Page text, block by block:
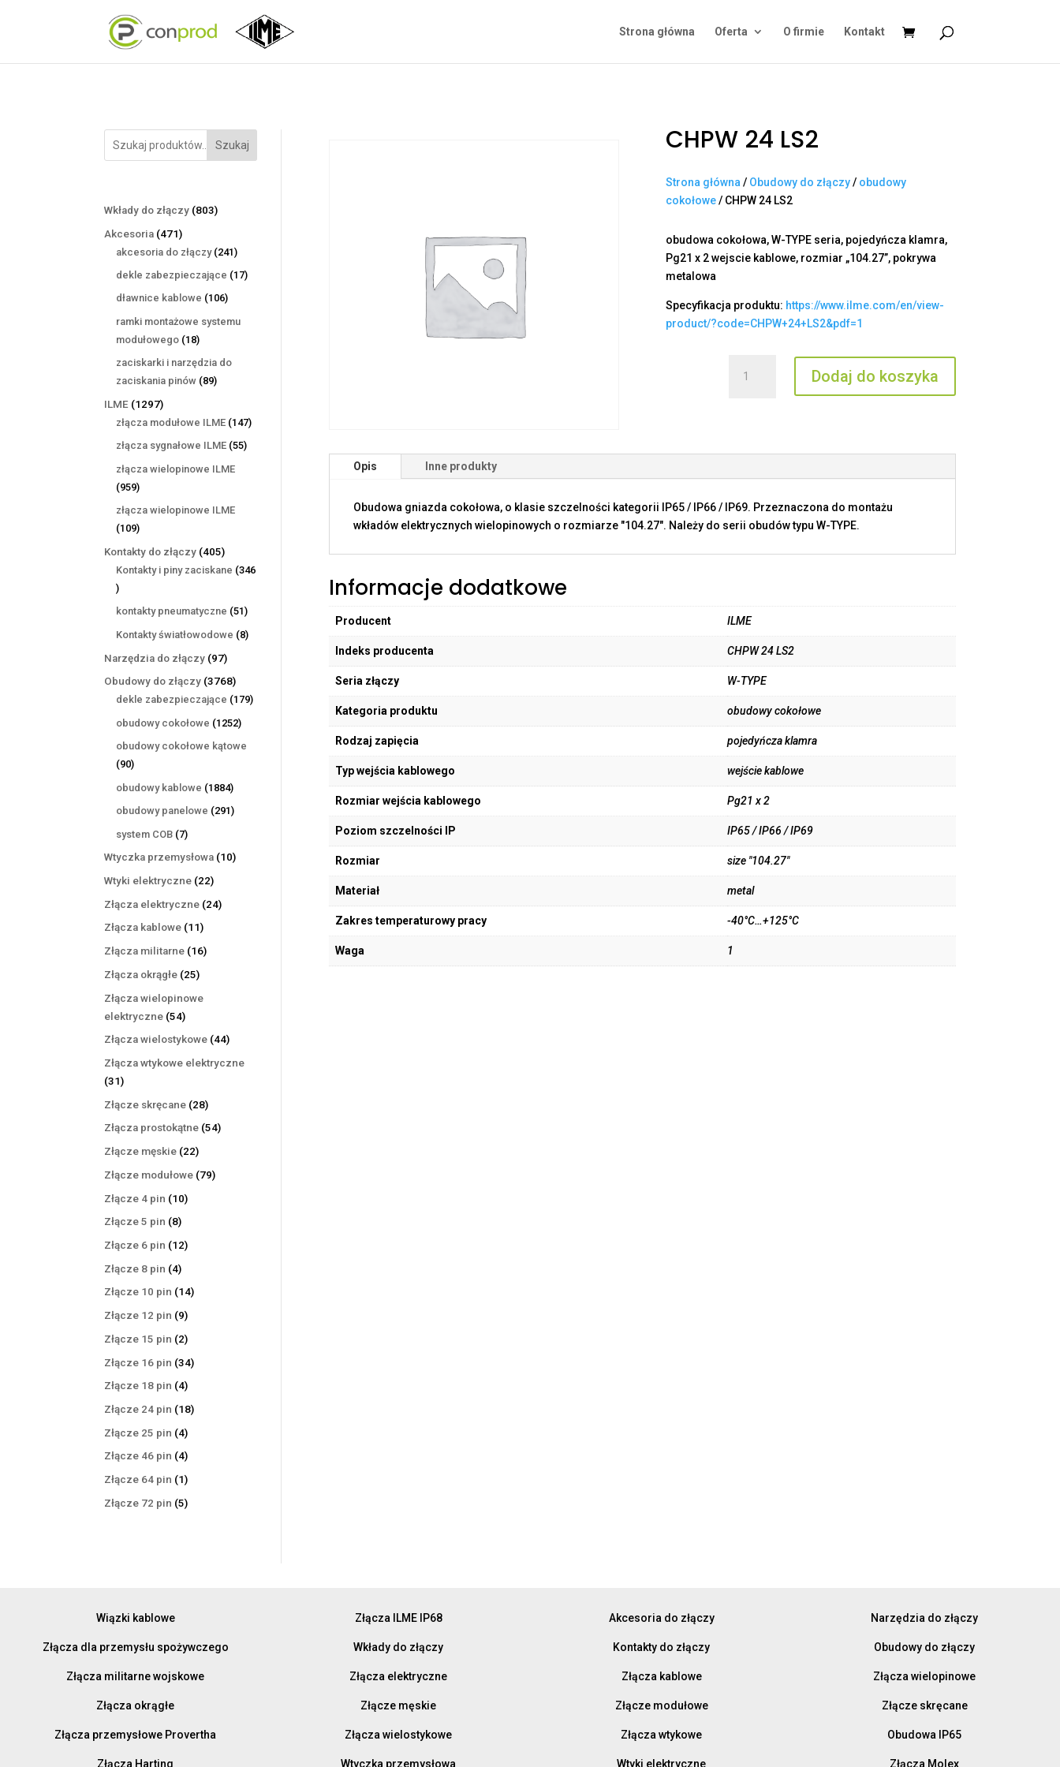
Strona główna Oferta O firmie Kontakt
Szukaj
Wkłady do złączy 803803
Akcesoria 471471
produktów
akcesoria do złączy 241241
produktów
dekle zabezpieczające 1717
dławnice kablowe 106106
ramki montażowe systemu
modułowego 1818
produktów
zaciskarki i narzędzia do
zaciskania pinów 8989
ILME 12971297
produktów
złącza modułowe ILME 147147
złącza sygnałowe ILME 5555
złącza wielopinowe ILME
959959
produktów
złącza wielopinowe ILME
109109
produktów
Kontakty do złączy 405405
produktów
Kontakty i piny zaciskane 346
346
produktów
kontakty pneumatyczne 5151
produktów
Kontakty światłowodowe 88
Narzędzia do złączy 9797
produktów
Obudowy do złączy 37683768
produktów
dekle zabezpieczające 179179
obudowy cokołowe 12521252
obudowy cokołowe kątowe
9090
produktów
obudowy kablowe 18841884
produkty
obudowy panelowe 291291
system COB 77
produktów
Wtyczka przemysłowa 1010
Wtyki elektryczne 2222
produkty
Złącza elektryczne 2424
Złącza kablowe 1111
produktów
Złącza militarne 1616
Złącza okrągłe 2525
Złącza wielopinowe
elektryczne 5454
produkty
Złącza wielostykowe 4444
Złącza wtykowe elektryczne
3131
produktów
Złącze skręcane 2828
produktów
Złącza prostokątne 5454
Złącze męskie 2222
produkty
Złącze modułowe 7979
Złącze 4 pin 1010
Złącze 5 pin 88
produktów
Złącze 6 pin 1212
Złącze 8 pin 44
produkty
Złącze 10 pin 1414
Złącze 12 pin 99
produktów
Złącze 15 pin 22
produkty
Złącze 16 pin 3434
Złącze 18 pin 44
produkty
Złącze 24 pin 1818
Złącze 25 pin 44
produkty
Złącze 46 pin 44
produkty
Złącze 64 pin 11
produkt
Złącze 72 pin 55
CHPW 24 LS2
Strona główna / Obudowy do złączy/ obudowy
cokołowe/ CHPW 24 LS2
obudowa cokołowa, W-TYPE seria, pojedyńcza klamra,
Pg21 x 2 wejscie kablowe, rozmiar „104.27”, pokrywa
metalowa
Specyfikacja produktu: https://www.ilme.com/en/view-
product/?code=CHPW+24+LS2&pdf=1
CHPW
Dodaj do koszyka
Opis Inne produkty
Obudowa gniazda cokołowa, o klasie szczelności kategorii IP65 / IP66 / IP69. Przeznaczona do montażu
wkładów elektrycznych wielopinowych o rozmiarze "104.27". Należy do serii obudów typu W-TYPE.
Informacje dodatkowe
Producent ILME
Indeks producenta CHPW 24 LS2
Seria złączy W-TYPE
Kategoria produktu obudowy cokołowe
Rodzaj zapięcia pojedyńcza klamra
Typ wejścia kablowego wejście kablowe
Rozmiar wejścia kablowego Pg21 x 2
Poziom szczelności IP IP65 / IP66 / IP69
Rozmiar size "104.27"
Materiał metal
Zakres temperaturowy pracy -40°C…+125°C
Waga 1
Wiązki kablowe
Złącza dla przemysłu spożywczego
Złącza militarne wojskowe
Złącza okrągłe
Złącza przemysłowe Provertha
Złącza Harting
Złącza ILME IP68
Wkłady do złączy
Złącza elektryczne
Złącze męskie
Złącza wielostykowe
Wtyczka przemysłowa
Akcesoria do złączy
Kontakty do złączy
Złącza kablowe
Złącze modułowe
Złącza wtykowe
Wtyki elektryczne
Narzędzia do złączy
Obudowy do złączy
Złącza wielopinowe
Złącze skręcane
Obudowa IP65
Złącza Molex